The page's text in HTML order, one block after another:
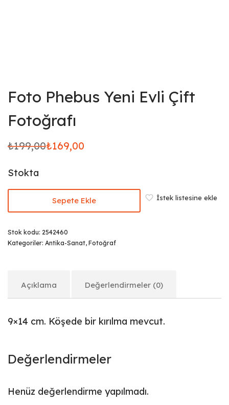
Foto Phebus Yeni Evli Çift
Fotoğrafı
₺199,00
Orijinal
₺199,00.
₺169,00
Şu
fiyat:
₺169,00.
Stokta
Sepete Ekle İstek listesine ekle
Stok kodu: 2542460
Kategoriler: Antika-Sanat, Fotoğraf
Açıklama Değerlendirmeler (0)
9×14 cm. Köşede bir kırılma mevcut.
Değerlendirmeler
Henüz değerlendirme yapılmadı.